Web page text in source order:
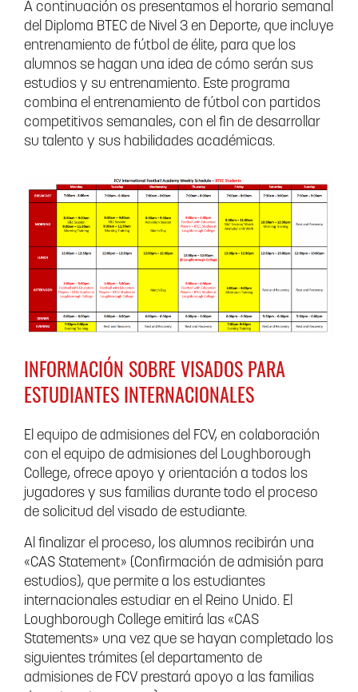
A continuación os presentamos el horario semanal
del Diploma BTEC de Nivel 3 en Deporte, que incluye
entrenamiento de fútbol de élite, para que los
alumnos se hagan una idea de cómo serán sus
estudios y su entrenamiento. Este programa
combina el entrenamiento de fútbol con partidos
competitivos semanales, con el fin de desarrollar
su talento y sus habilidades académicas.
INFORMACIÓN SOBRE VISADOS PARA
ESTUDIANTES INTERNACIONALES
El equipo de admisiones del FCV, en colaboración
con el equipo de admisiones del Loughborough
College, ofrece apoyo y orientación a todos los
jugadores y sus familias durante todo el proceso
de solicitud del visado de estudiante.
Al finalizar el proceso, los alumnos recibirán una
«CAS Statement» (Confirmación de admisión para
estudios), que permite a los estudiantes
internacionales estudiar en el Reino Unido. El
Loughborough College emitirá las «CAS
Statements» una vez que se hayan completado los
siguientes trámites (el departamento de
admisiones de FCV prestará apoyo a las familias